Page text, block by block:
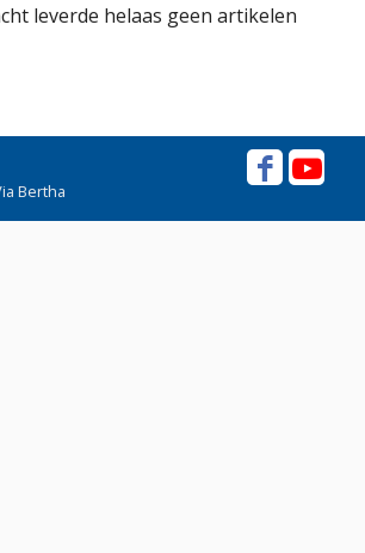
leverde helaas geen artikelen
Bertha